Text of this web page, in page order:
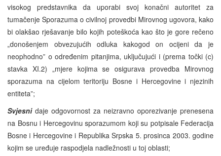
visokog predstavnika da uporabi svoj konačni autoritet za
tumačenje Sporazuma o civilnoj provedbi Mirovnog ugovora, kako
bi olakšao rješavanje bilo kojih poteškoća kao što je gore rečeno
„donošenjem obvezujućih odluka kakogod on ocijeni da je
neophodno” o određenim pitanjima, uključujući i (prema točki (c)
stavka XI.2) „mjere kojima se osigurava provedba Mirovnog
sporazuma na cijelom teritoriju Bosne i Hercegovine i njezinih
entiteta”;
Svjesni daje odgovornost za neizravno oporezivanje prenesena
na Bosnu i Hercegovinu sporazumom koji su potpisale Federacija
Bosne i Hercegovine i Republika Srpska 5. prosinca 2003. godine
kojim se uređuje raspodjela nadležnosti u toj oblasti;